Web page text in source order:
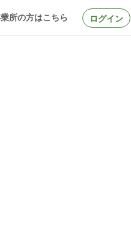
所の方はこちら ログイン